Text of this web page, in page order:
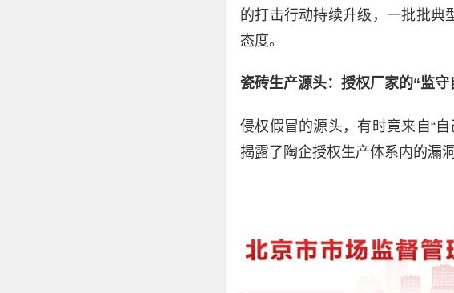
的打击行动持续升级，一批批典
态度。
瓷砖生产源头：授权厂家的“监守
侵权假冒的源头，有时竟来自“
揭露了陶企授权生产体系内的漏洞